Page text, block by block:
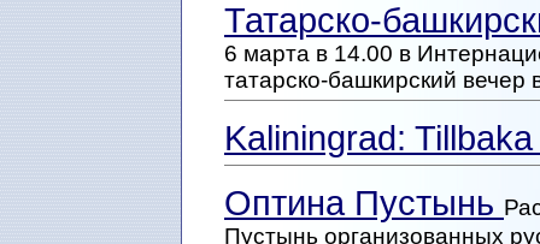
Татарско-
6 марта в 14.00 в
татарско-башкирский вечер
Kaliningrad:
Оптина Пустынь
Пустынь организованных